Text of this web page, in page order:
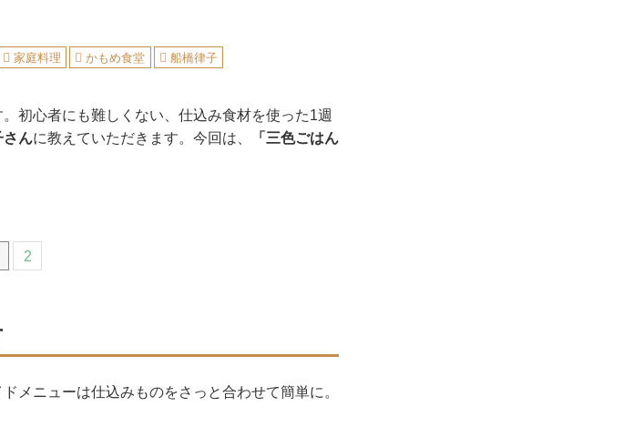
家庭料理 かもめ食堂 船橋律子
初心者にも難しくない、仕込み食材を使った1週
さんに教えていただきます。今回は、
「三色ごはん
2
メニューは仕込みものをさっと合わせて簡単に。